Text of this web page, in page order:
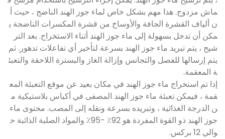
ماش مزدوج. هذا مهم بشكل خاص لماء جوز الهند الناضج ، حيث أ
ن ألياف القشرة الجافة والأوساخ من قشرة المكسرات الناضجة ي
مكن أن تدخل بسهولة إلى ماء جوز الهند أثناء الاستخراج. بعد التر
شيح ، يتم تبريد ماء جوز الهند بسرعة لتأخير أي تفاعلات تدهور. ثم
يتم إرسالها للفصل والتجانس وإزالة الغاز والبسترة اللاحقة والتعبئ
ة المعقمة.
إذا تم استخراج ماء جوز الهند في مكان بعيد عن موقع التعبئة المع
قمة ، فيمكن تعبئة ماء جوز الهند المصفى في أكياس بلاستيكية م
ن الدرجة الغذائية ، وتبريده بسرعة ونقله إلى المصب. محتوى ماء
جوز الهند ذو القوة المفردة هو 92٪ -95٪ والمواد الصلبة الذائبة ح
والي 12 بركس.